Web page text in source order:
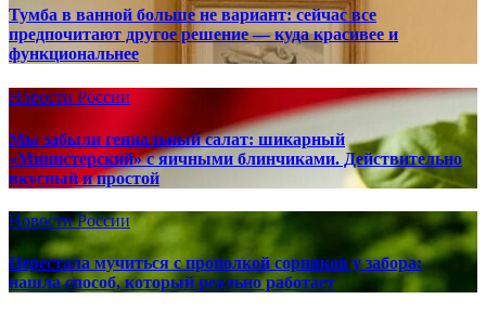
Тумба в ванной больше не вариант: сейчас все
предпочитают другое решение — куда красивее и
функциональнее
Новости России
Мы забыли гениальный салат: шикарный
«Министерский» с яичными блинчиками. Действительно
вкусный и простой
Новости России
Перестала мучиться с прополкой сорняков у забора:
нашла способ, который реально работает